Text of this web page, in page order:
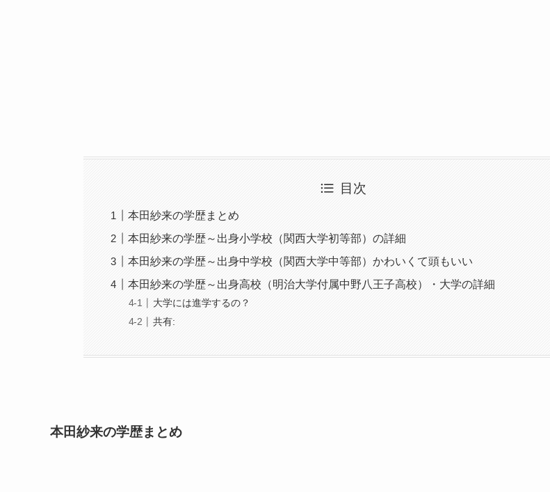
目次
本田紗来の学歴まとめ
本田紗来の学歴～出身小学校（関西大学初等部）の詳細
本田紗来の学歴～出身中学校（関西大学中等部）かわいくて頭もいい
本田紗来の学歴～出身高校（明治大学付属中野八王子高校）・大学の詳細
大学には進学するの？
共有:
本田紗来の学歴まとめ